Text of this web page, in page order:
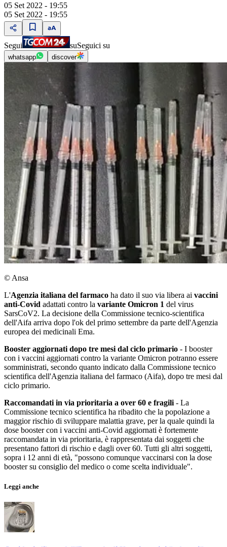
05 Set 2022 - 19:55
05 Set 2022 - 19:55
Segui suSeguici su
whatsapp discover
© Ansa
L'Agenzia italiana del farmaco ha dato il suo via libera ai vaccini
anti-Covid adattati contro la variante Omicron 1 del virus
SarsCoV2. La decisione della Commissione tecnico-scientifica
dell'Aifa arriva dopo l'ok del primo settembre da parte dell'Agenzia
europea dei medicinali Ema.
Booster aggiornati dopo tre mesi dal ciclo primario - I booster
con i vaccini aggiornati contro la variante Omicron potranno essere
somministrati, secondo quanto indicato dalla Commissione tecnico
scientifica dell'Agenzia italiana del farmaco (Aifa), dopo tre mesi dal
ciclo primario.
Raccomandati in via prioritaria a over 60 e fragili - La
Commissione tecnico scientifica ha ribadito che la popolazione a
maggior rischio di sviluppare malattia grave, per la quale quindi la
dose booster con i vaccini anti-Covid aggiornati è fortemente
raccomandata in via prioritaria, è rappresentata dai soggetti che
presentano fattori di rischio e dagli over 60. Tutti gli altri soggetti,
sopra i 12 anni di età, "possono comunque vaccinarsi con la dose
booster su consiglio del medico o come scelta individuale".
Leggi anche